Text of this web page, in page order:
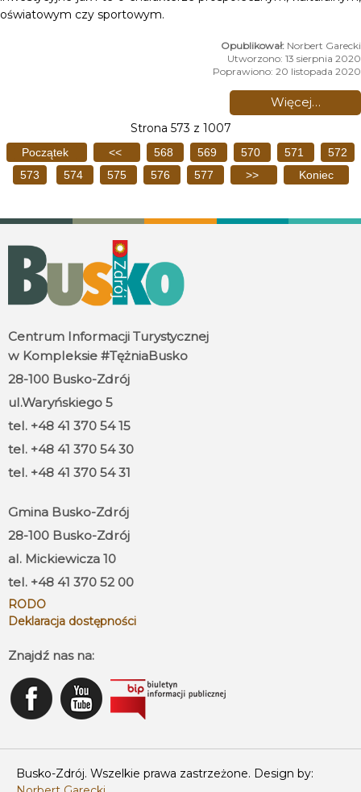
oświatowym czy sportowym.
Norbert Garecki
Utworzono: 13 sierpnia 2020
Poprawiono: 20 listopada 2020
Więcej…
Strona 573 z 1007
Początek << 568 569 570 571
572
573
574 575 576 577 >> Koniec
Centrum Informacji Turystycznej
w Kompleksie #TężniaBusko
28-100 Busko-Zdrój
ul.Waryńskiego 5
tel. +48 41 370 54 15
tel. +48 41 370 54 30
tel. +48 41 370 54 31
Gmina Busko-Zdrój
28-100 Busko-Zdrój
al. Mickiewicza 10
tel. +48 41 370 52 00
RODO
Deklaracja dostępności
Znajdź nas na:
Busko-Zdrój. Wszelkie prawa zastrzeżone. Design by: